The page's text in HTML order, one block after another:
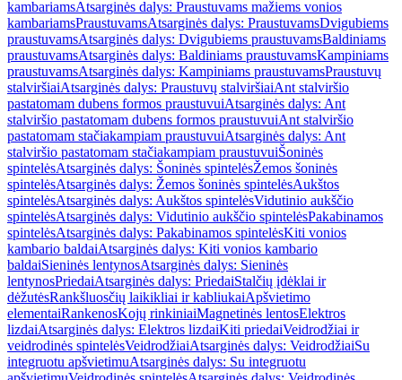
kambariamsAtsarginės dalys: Praustuvams mažiems vonios
kambariamsPraustuvamsAtsarginės dalys: PraustuvamsDvigubiems
praustuvamsAtsarginės dalys: Dvigubiems praustuvamsBaldiniams
praustuvamsAtsarginės dalys: Baldiniams praustuvamsKampiniams
praustuvamsAtsarginės dalys: Kampiniams praustuvamsPraustuvų
stalviršiaiAtsarginės dalys: Praustuvų stalviršiaiAnt stalviršio
pastatomam dubens formos praustuvuiAtsarginės dalys: Ant
stalviršio pastatomam dubens formos praustuvuiAnt stalviršio
pastatomam stačiakampiam praustuvuiAtsarginės dalys: Ant
stalviršio pastatomam stačiakampiam praustuvuiŠoninės
spintelėsAtsarginės dalys: Šoninės spintelėsŽemos šoninės
spintelėsAtsarginės dalys: Žemos šoninės spintelėsAukštos
spintelėsAtsarginės dalys: Aukštos spintelėsVidutinio aukščio
spintelėsAtsarginės dalys: Vidutinio aukščio spintelėsPakabinamos
spintelėsAtsarginės dalys: Pakabinamos spintelėsKiti vonios
kambario baldaiAtsarginės dalys: Kiti vonios kambario
baldaiSieninės lentynosAtsarginės dalys: Sieninės
lentynosPriedaiAtsarginės dalys: PriedaiStalčių įdėklai ir
dėžutėsRankšluosčių laikikliai ir kabliukaiApšvietimo
elementaiRankenosKojų rinkiniaiMagnetinės lentosElektros
lizdaiAtsarginės dalys: Elektros lizdaiKiti priedaiVeidrodžiai ir
veidrodinės spintelėsVeidrodžiaiAtsarginės dalys: VeidrodžiaiSu
integruotu apšvietimuAtsarginės dalys: Su integruotu